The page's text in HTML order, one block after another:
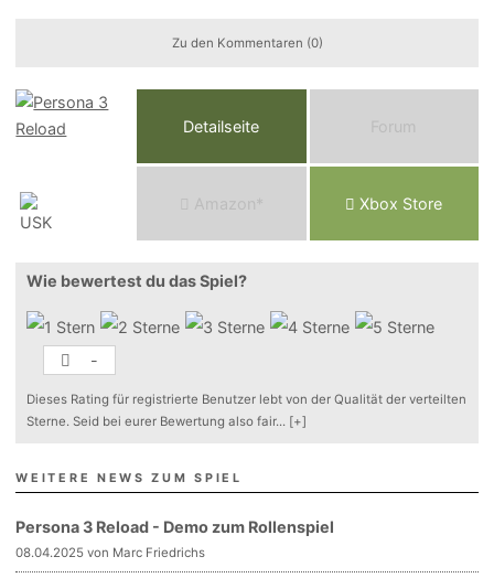
Zu den Kommentaren (0)
Detailseite Forum
Ama o n* Xbox Store
Wie bewertest du das Spiel?
-
Dieses Rating für registrierte Benutzer lebt von der Qualität der verteilten
Sterne. Seid bei eurer Bewertung also fair... [+]
WEITERE NEWS ZUM SPIEL
Persona 3 Reload - Demo zum Rollenspiel
08.04.2025 von Marc Friedrichs